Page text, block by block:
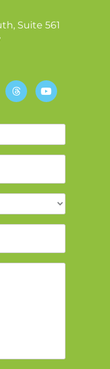
Suite 561